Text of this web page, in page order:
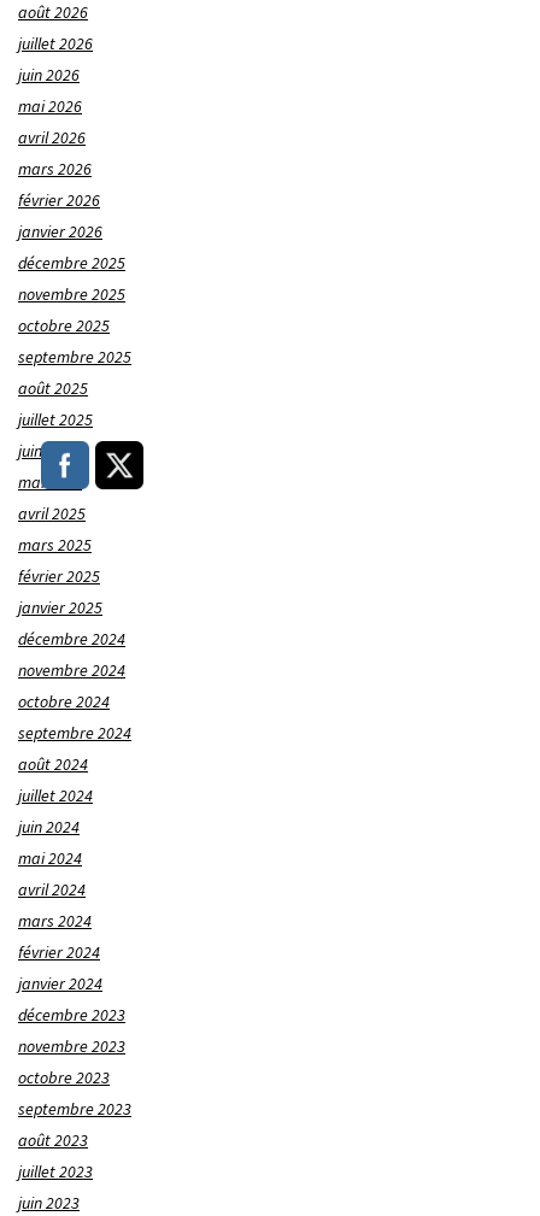
août 2026
juillet 2026
juin 2026
mai 2026
avril 2026
mars 2026
février 2026
janvier 2026
décembre 2025
novembre 2025
octobre 2025
septembre 2025
août 2025
juillet 2025
juin 2025
mai 2025
avril 2025
mars 2025
février 2025
janvier 2025
décembre 2024
novembre 2024
octobre 2024
septembre 2024
août 2024
juillet 2024
juin 2024
mai 2024
avril 2024
mars 2024
février 2024
janvier 2024
décembre 2023
novembre 2023
octobre 2023
septembre 2023
août 2023
juillet 2023
juin 2023